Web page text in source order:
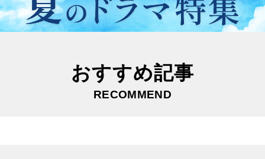
おすすめ記事
RECOMMEND